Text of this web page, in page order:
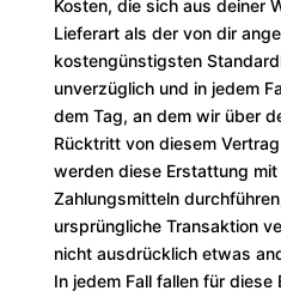
Kosten, die sich aus deiner
Lieferart als der von dir
kostengünstigsten
unverzüglich und in jedem
dem Tag, an dem wir über
Rücktritt von diesem
werden diese Erstattung
Zahlungsmitteln
ursprüngliche Transaktion
nicht ausdrücklich etwas
In jedem Fall fallen für diese